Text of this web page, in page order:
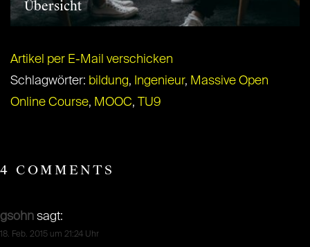
Übersicht
Artikel per E-Mail verschicken
Schlagwörter: bildung, Ingenieur, Massive Open
Online Course, MOOC, TU9
4 COMMENTS
gsohn sagt:
18. Feb. 2015 um 21:24 Uhr